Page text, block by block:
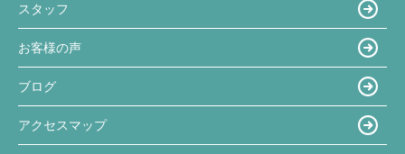
スタッフ
お客様の声
ブログ
アクセスマップ